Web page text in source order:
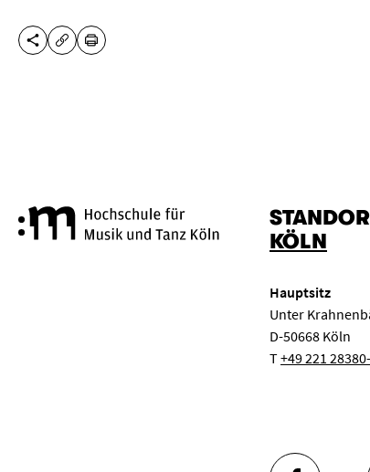
DIESE SEITE TEILEN
URL KOPIEREN
DRUCKEN
Hochschule für Musik
KÖLN
Hauptsitz
Unter
D-50668 Köln
T+49 221